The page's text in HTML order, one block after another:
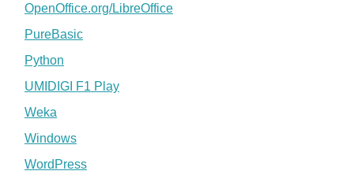
OpenOffice.org/LibreOffice
PureBasic
Python
UMIDIGI F1 Play
Weka
Windows
WordPress